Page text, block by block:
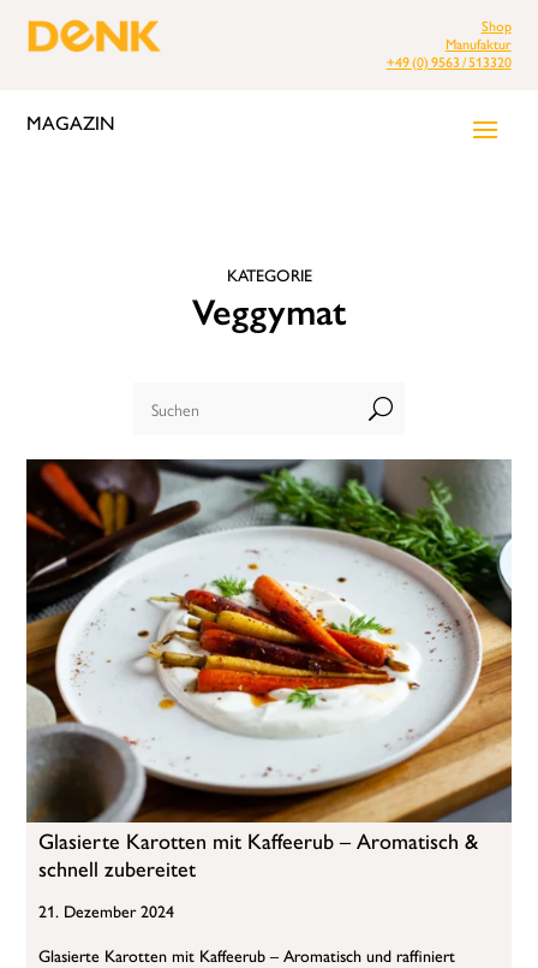
Shop
Manufaktur
+49 (0) 9563 / 513320
MAGAZIN
KATEGORIE
Veggymat
U
Glasierte Karotten mit Kaffeerub – Aromatisch &
schnell zubereitet
21. Dezember 2024
Glasierte Karotten mit Kaffeerub – Aromatisch und raffiniert